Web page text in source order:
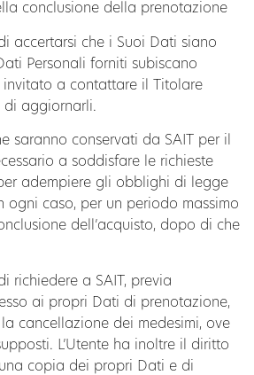
conclusione della prenotazione
accertarsi che i Suoi Dati siano
Personali forniti subiscano
invitato a contattare il Titolare
aggiornarli.
saranno conservati da SAIT per il
a soddisfare le richieste
adempiere gli obblighi di legge
ogni caso, per un periodo massimo
dell’acquisto, dopo di che
richiedere a SAIT, previa
ai propri Dati di prenotazione,
cancellazione dei medesimi, ove
L’Utente ha inoltre il diritto
copia dei propri Dati e di